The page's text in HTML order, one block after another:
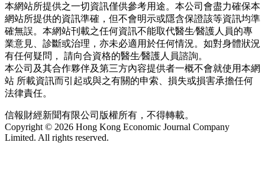
本網站所提供之一切資訊僅供參考用途。本公司會盡力確保本
網站所提供的資訊準確，但不會明示或隱含保證該等資訊均準
確無誤。本網站刊載之任何資訊不能取代醫生∕醫護人員的專
業意見、診斷或治理，亦未必適用於任何情況。如對身體狀況
有任何疑問， 請向合資格的醫生∕醫護人員諮詢。
本公司及其合作夥伴及第三方內容提供者一概不會就使用本網
站 所載資訊而引起或與之有關的申索、損失或損害承擔任何
法律責任。
信報財經新聞有限公司版權所有，不得轉載。
Copyright © 2026 Hong Kong Economic Journal Company
Limited. All rights reserved.